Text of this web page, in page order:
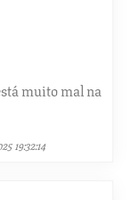
muito mal na
19:32:14